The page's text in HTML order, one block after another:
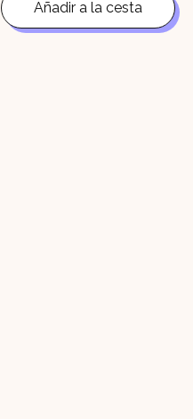
era:
30,71€.
es:
Añadir a la cesta